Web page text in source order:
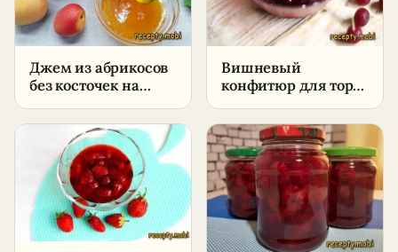
Джем из абрикосов
без косточек на
рецепт
Вишневый
конфитюр для торта
пошаговый рецепт
в домашних
условиях